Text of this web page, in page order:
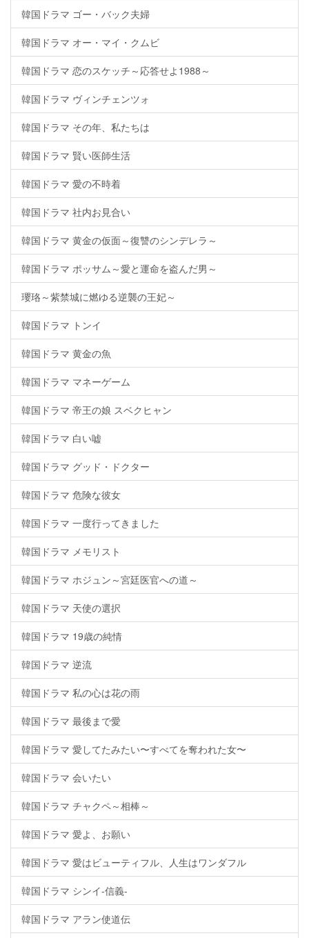
韓国ドラマ ゴー・バック夫婦
韓国ドラマ オー・マイ・クムビ
韓国ドラマ 恋のスケッチ～応答せよ1988～
韓国ドラマ ヴィンチェンツォ
韓国ドラマ その年、私たちは
韓国ドラマ 賢い医師生活
韓国ドラマ 愛の不時着
韓国ドラマ 社内お見合い
韓国ドラマ 黄金の仮面～復讐のシンデレラ～
韓国ドラマ ポッサム～愛と運命を盗んだ男～
瓔珞～紫禁城に燃ゆる逆襲の王妃～
韓国ドラマ トンイ
韓国ドラマ 黄金の魚
韓国ドラマ マネーゲーム
韓国ドラマ 帝王の娘 スベクヒャン
韓国ドラマ 白い嘘
韓国ドラマ グッド・ドクター
韓国ドラマ 危険な彼女
韓国ドラマ 一度行ってきました
韓国ドラマ メモリスト
韓国ドラマ ホジュン～宮廷医官への道～
韓国ドラマ 天使の選択
韓国ドラマ 19歳の純情
韓国ドラマ 逆流
韓国ドラマ 私の心は花の雨
韓国ドラマ 最後まで愛
韓国ドラマ 愛してたみたい〜すべてを奪われた女〜
韓国ドラマ 会いたい
韓国ドラマ チャクペ～相棒～
韓国ドラマ 愛よ、お願い
韓国ドラマ 愛はビューティフル、人生はワンダフル
韓国ドラマ シンイ-信義-
韓国ドラマ アラン使道伝